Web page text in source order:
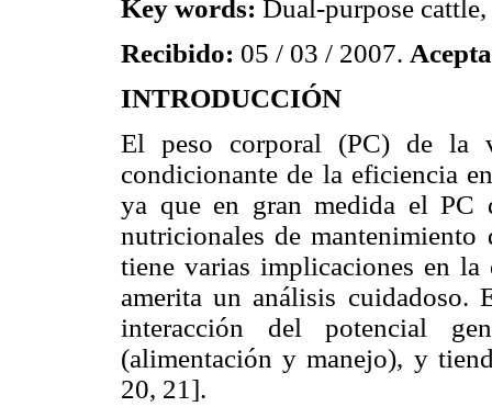
Key words: Dual-purpose
Recibido: 05 / 03 / 2007.
INTRODUCCIÓN
El peso corporal (PC) de la
condicionante de la eficiencia
ya que en gran medida el PC
nutricionales de mantenimiento
tiene varias implicaciones en
amerita un análisis cuidadoso.
interacción del potencial
(alimentación y manejo), y
20, 21].